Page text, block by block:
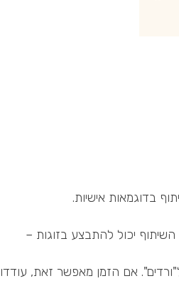
בדוגמאות אישיות.
יכול להתבצע בזוגות –
אם הזמן מאפשר זאת, עודדו